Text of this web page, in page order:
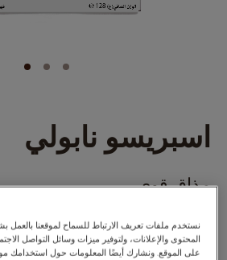
بداية
الصور
اسبريسو نابولي
مذاق قوي
0
of
100
x16
نستخدم ملفات تعريف الارتباط للسماح لموقعنا
المحتوى والإعلانات، ولتوفير ميزات وسائل التواصل
على الموقع. ونشارك أيضًا المعلومات حول استخدامك